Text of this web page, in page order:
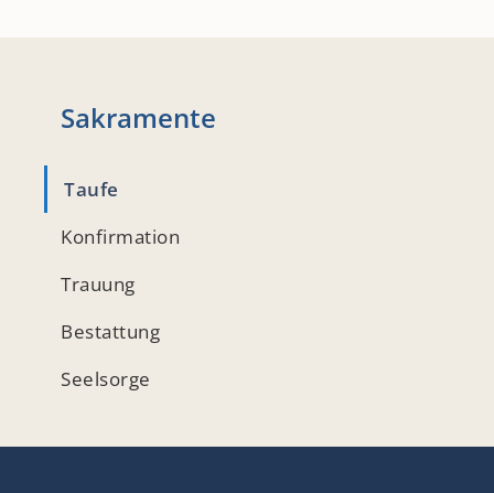
Sakramente
Taufe
Konfirmation
Trauung
Bestattung
Seelsorge